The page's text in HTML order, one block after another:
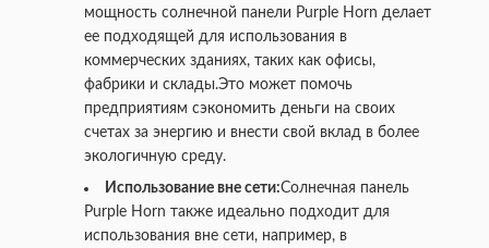
мощность солнечной панели Purple Horn делает
ее подходящей для использования в
коммерческих зданиях, таких как офисы,
фабрики и склады.Это может помочь
предприятиям сэкономить деньги на своих
счетах за энергию и внести свой вклад в более
экологичную среду.
Использование вне сети:Солнечная панель
Purple Horn также идеально подходит для
использования вне сети, например, в